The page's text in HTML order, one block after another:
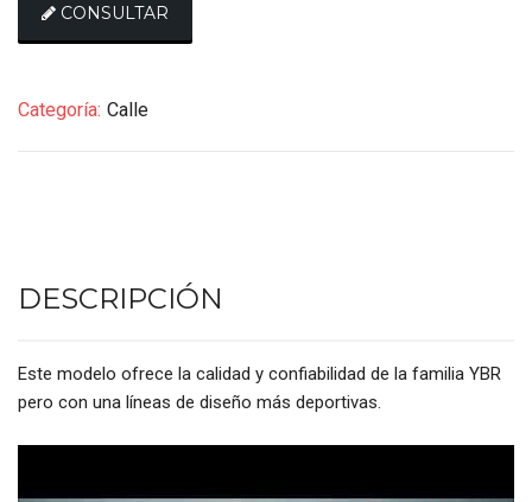
CONSULTAR
Categoría: Calle
DESCRIPCIÓN
Este modelo ofrece la calidad y confiabilidad de la familia YBR
pero con una líneas de diseño más deportivas.